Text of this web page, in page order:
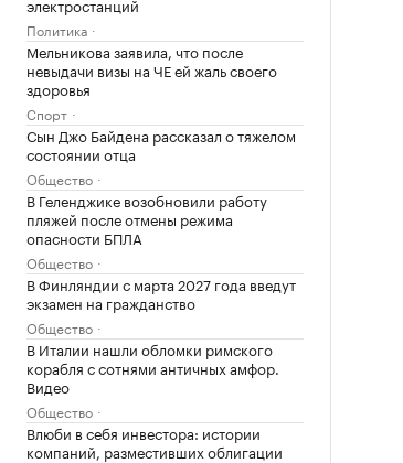
Политика
Мельникова заявила, что после
невыдачи визы на ЧЕ ей жаль своего
здоровья
Спорт
Сын Джо Байдена рассказал о тяжелом
состоянии отца
Общество
В Геленджике возобновили работу
пляжей после отмены режима
опасности БПЛА
Общество
В Финляндии с марта 2027 года введут
экзамен на гражданство
Общество
В Италии нашли обломки римского
корабля с сотнями античных амфор.
Видео
Общество
Влюби в себя инвестора: истории
компаний, разместивших облигации